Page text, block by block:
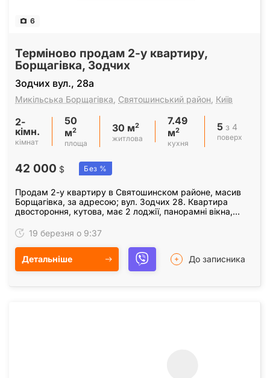
6
Терміново продам 2-у квартиру,
Борщагівка, Зодчих
Зодчих вул., 28а
Микільська Борщагівка Святошинський район Київ
2-
кімн.
кімнат
50
м2
площа
30 м2
житлова
7.49
м2
кухня
5 з 4
поверх
42 000 $ Без %
Продам 2-у квартиру в Святошинском районе, масив
Борщагівка, за адресою; вул. Зодчих 28. Квартира
двостороння, кутова, має 2 лоджії, панорамні вікна,
19 березня о 9:37
Детальніше До записника